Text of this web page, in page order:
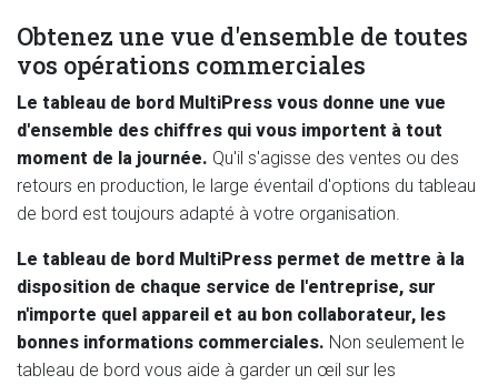
Obtenez une vue d'ensemble de toutes
vos opérations commerciales
Le tableau de bord MultiPress vous donne une vue
d'ensemble des chiffres qui vous importent à tout
moment de la journée. Qu'il s'agisse des ventes ou des
retours en production, le large éventail d'options du tableau
de bord est toujours adapté à votre organisation.
Le tableau de bord MultiPress permet de mettre à la
disposition de chaque service de l'entreprise, sur
n'importe quel appareil et au bon collaborateur, les
bonnes informations commerciales. Non seulement le
tableau de bord vous aide à garder un œil sur les